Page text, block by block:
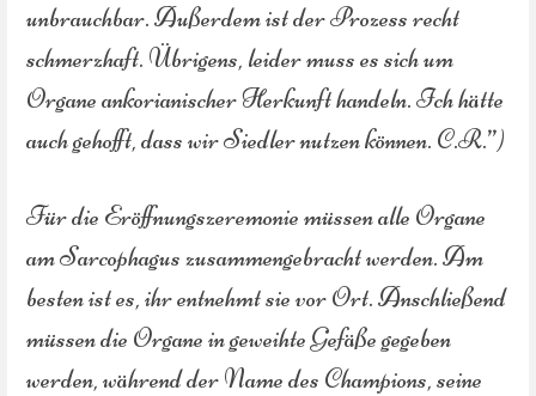
unbrauchbar. Außerdem ist der Prozess recht
schmerzhaft. Übrigens, leider muss es sich um
Organe ankorianischer Herkunft handeln. Ich hätte
auch gehofft, dass wir Siedler nutzen können. C.R.”)
Für die Eröffnungszeremonie müssen alle Organe
am Sarcophagus zusammengebracht werden. Am
besten ist es, ihr entnehmt sie vor Ort. Anschließend
müssen die Organe in geweihte Gefäße gegeben
werden, während der Name des Champions, seine